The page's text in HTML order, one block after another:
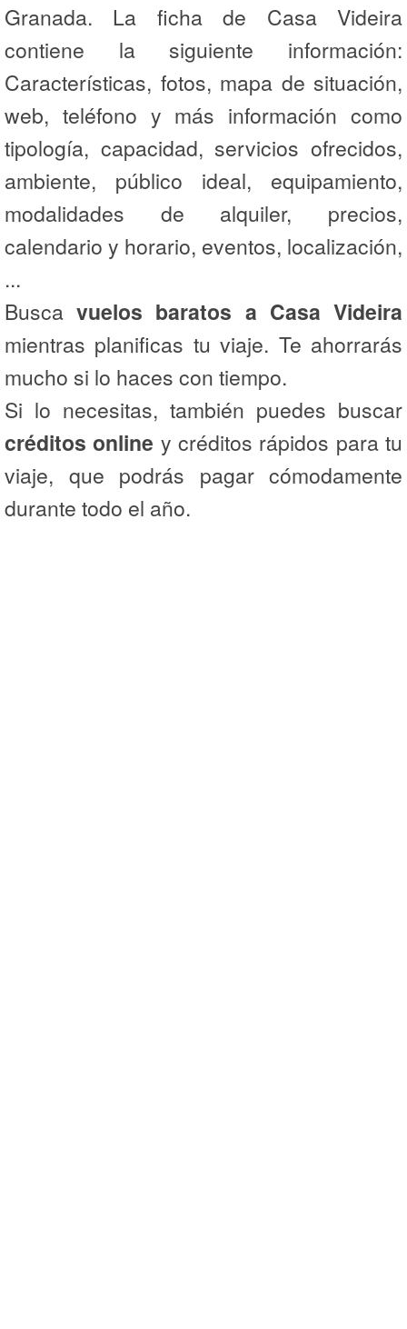
Granada. La ficha de Casa Videira
contiene la siguiente información:
Características, fotos, mapa de situación,
web, teléfono y más información como
tipología, capacidad, servicios ofrecidos,
ambiente, público ideal, equipamiento,
modalidades de alquiler, precios,
calendario y horario, eventos, localización,
...
Buscavuelos baratos a Casa Videira
mientras planificas tu viaje. Te ahorrarás
mucho si lo haces con tiempo.
Si lo necesitas, también puedes buscar
créditos online y créditos rápidos para tu
viaje, que podrás pagar cómodamente
durante todo el año.